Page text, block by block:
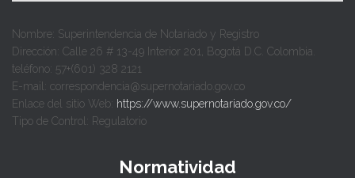
Nombre: Superintendencia de Notariado y Registro
Dirección: Calle 26 # 13-49 Interior 201, Bogotá D.C. Colombia.
teléfono: 57+(601) 328 2121
E-mail: correspondencia@supernotariado.gov.co
Enlace del sitio Web: https://www.supernotariado.gov.co/
Tipo de Control: Regulatorio
Normatividad